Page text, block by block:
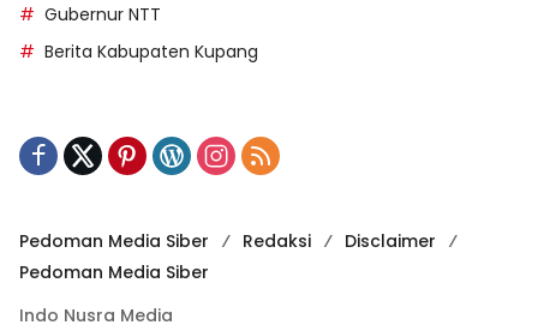
Gubernur NTT
Berita Kabupaten Kupang
Pedoman Media Siber Redaksi
Disclaimer
Pedoman Media Siber
Indo Nusra Media